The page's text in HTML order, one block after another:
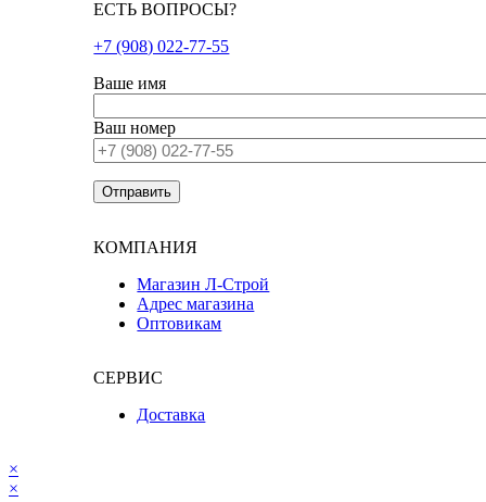
ЕСТЬ ВОПРОСЫ?
+7 (908) 022-77-55
Ваше имя
Ваш номер
КОМПАНИЯ
Магазин Л-Строй
Адрес магазина
Оптовикам
СЕРВИС
Доставка
×
×